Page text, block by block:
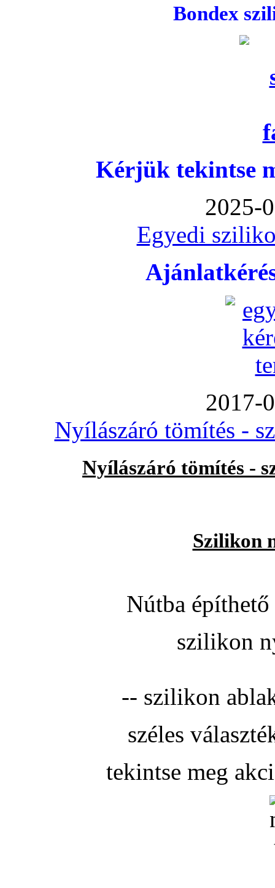
Bondex
Kérjük tekintse
2025-
Egyedi
2017-
Nyílászáró tömítés -
Nyílászáró tömítés -
Szilikon
Nútba
szilikon
-- szilikon
széles
tekintse meg